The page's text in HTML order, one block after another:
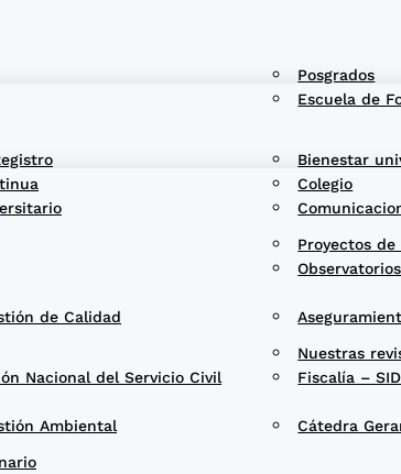
Escuela de
de Calidad
Ambiental Cátedra
Posgrados
Colegio
Bienestar
Observatorios
Nacional del Servicio Civil Fiscalía –
Proyectos
Nuestras